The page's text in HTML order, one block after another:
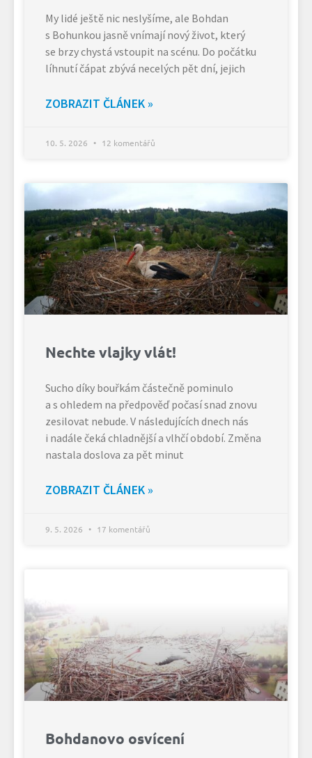
My lidé ještě nic neslyšíme, ale Bohdan
s Bohunkou jasně vnímají nový život, který
se brzy chystá vstoupit na scénu. Do počátku
líhnutí čápat zbývá necelých pět dní, jejich
ZOBRAZIT ČLÁNEK »
10. 5. 2026 12 komentářů
Nechte vlajky vlát!
Sucho díky bouřkám částečně pominulo
a s ohledem na předpověď počasí snad znovu
zesilovat nebude. V následujících dnech nás
i nadále čeká chladnější a vlhčí období. Změna
nastala doslova za pět minut
ZOBRAZIT ČLÁNEK »
9. 5. 2026 17 komentářů
Bohdanovo osvícení